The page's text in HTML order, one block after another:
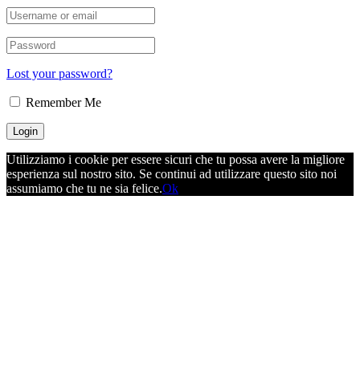
Lost your password?
Remember Me
Utilizziamo i cookie per essere sicuri che tu possa avere la migliore
esperienza sul nostro sito. Se continui ad utilizzare questo sito noi
assumiamo che tu ne sia felice.Ok